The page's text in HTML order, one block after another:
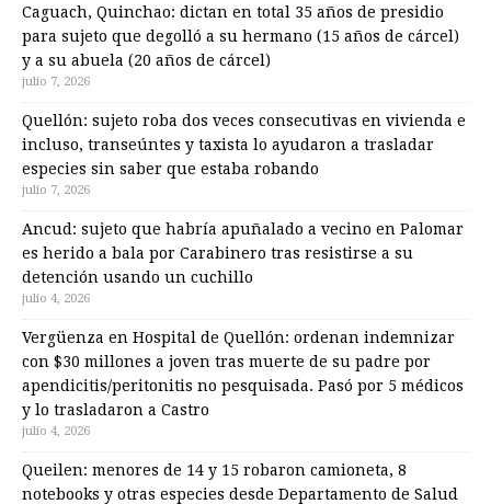
Caguach, Quinchao: dictan en total 35 años de presidio
para sujeto que degolló a su hermano (15 años de cárcel)
y a su abuela (20 años de cárcel)
julio 7, 2026
Quellón: sujeto roba dos veces consecutivas en vivienda e
incluso, transeúntes y taxista lo ayudaron a trasladar
especies sin saber que estaba robando
julio 7, 2026
Ancud: sujeto que habría apuñalado a vecino en Palomar
es herido a bala por Carabinero tras resistirse a su
detención usando un cuchillo
julio 4, 2026
Vergüenza en Hospital de Quellón: ordenan indemnizar
con $30 millones a joven tras muerte de su padre por
apendicitis/peritonitis no pesquisada. Pasó por 5 médicos
y lo trasladaron a Castro
julio 4, 2026
Queilen: menores de 14 y 15 robaron camioneta, 8
notebooks y otras especies desde Departamento de Salud